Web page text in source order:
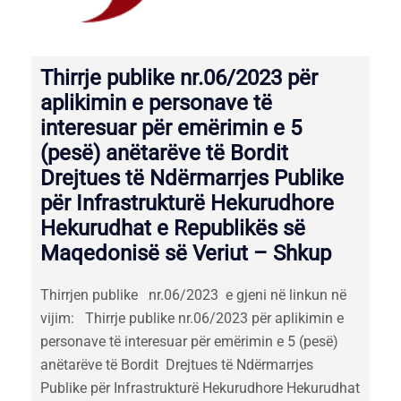
Thirrje publike nr.06/2023 për
aplikimin e personave të
interesuar për emërimin e 5
(pesë) anëtarëve të Bordit
Drejtues të Ndërmarrjes Publike
për Infrastrukturë Hekurudhore
Hekurudhat e Republikës së
Maqedonisë së Veriut – Shkup
Thirrjen publike nr.06/2023 e gjeni në linkun në
vijim: Thirrje publike nr.06/2023 për aplikimin e
personave të interesuar për emërimin e 5 (pesë)
anëtarëve të Bordit Drejtues të Ndërmarrjes
Publike për Infrastrukturë Hekurudhore Hekurudhat